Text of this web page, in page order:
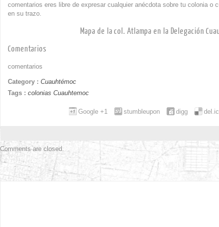
comentarios eres libre de expresar cualquier anécdota sobre tu colonia o
en su trazo.
Mapa de la col. Atlampa en la Delegación
Comentarios
comentarios
Category : Cuauhtémoc
Tags : colonias Cuauhtemoc
digg
stumbleupon
Google +1
Comments are closed.